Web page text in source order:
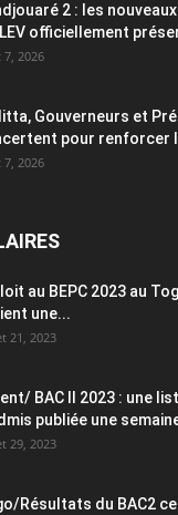
2 : les
officiellement
2026
Gouverneurs et
pour renforcer
2026
au BEPC 2023 au
une...
21, 2023
BAC II 2023 : une
publiée une
29, 2023
Résultats du BAC2